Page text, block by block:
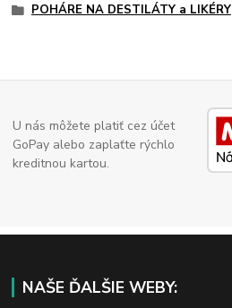
POHÁRE NA DESTILÁTY a LIKÉRY
U nás môžete platiť cez účet
GoPay alebo zaplaťte rýchlo
kreditnou kartou.
NAŠE ĎALŠIE WEBY: